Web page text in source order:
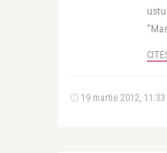
19 martie 2012, 11:33